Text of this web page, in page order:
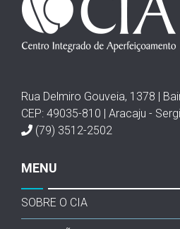
Rua Delmiro Gouveia, 1378 |
CEP: 49035-810 | Aracaju -
(79) 3512-2502
MENU
SOBRE O CIA